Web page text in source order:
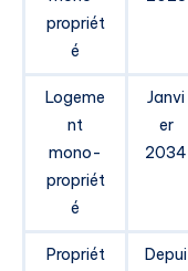
propriét
é
Logeme
nt
mono-
propriét
é
Janvi
er
2034
Propriét
Depui